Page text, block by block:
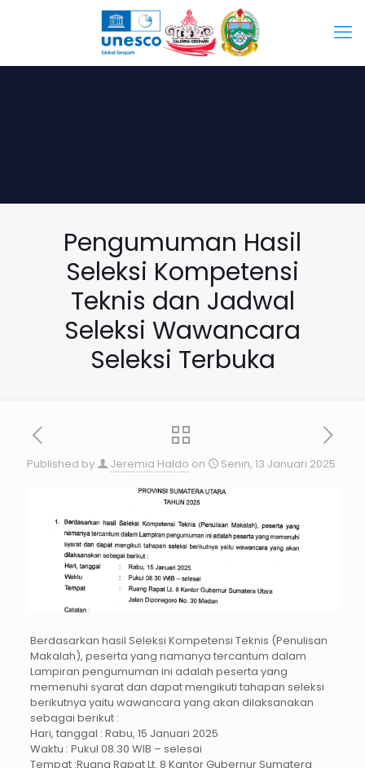
Pengumuman Hasil
Seleksi Kompetensi
Teknis dan Jadwal
Seleksi Wawancara
Seleksi Terbuka
Published by Jeremia Haldo on Senin, 13 Januari 2025
Berdasarkan hasil Seleksi Kompetensi Teknis (Penulisan
Makalah), peserta yang namanya tercantum dalam
Lampiran pengumuman ini adalah peserta yang
memenuhi syarat dan dapat mengikuti tahapan seleksi
berikutnya yaitu wawancara yang akan dilaksanakan
sebagai berikut :
Hari, tanggal : Rabu, 15 Januari 2025
Waktu : Pukul 08.30 WIB – selesai
Tempat :Ruang Rapat Lt. 8 Kantor Gubernur Sumatera